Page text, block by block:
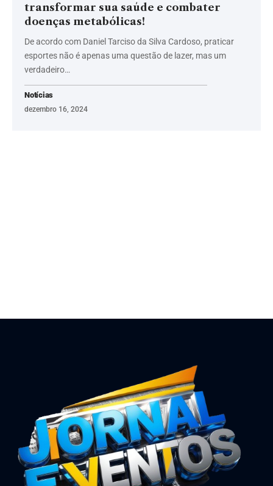
transformar sua saúde e combater
doenças metabólicas!
De acordo com Daniel Tarciso da Silva Cardoso, praticar
esportes não é apenas uma questão de lazer, mas um
verdadeiro…
Notícias
dezembro 16, 2024